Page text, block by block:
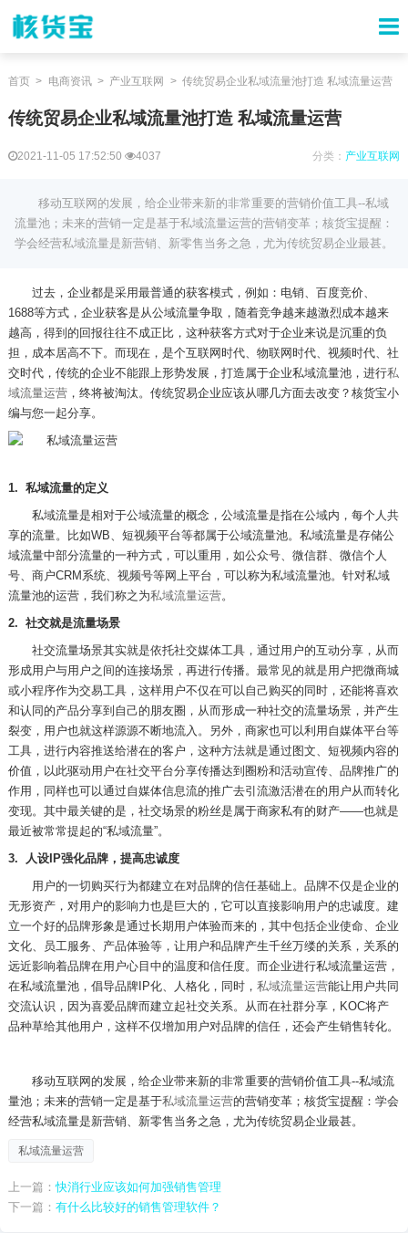
首页 电商资讯 产业互联网 传统贸易企业私域流量池打造 私域流量运营
传统贸易企业私域流量池打造 私域流量运营
2021-11-05 17:52:50 4037 分类： 产业互联网
移动互联网的发展，给企业带来新的非常重要的营销价值工具--私域
流量池；未来的营销一定是基于私域流量运营的营销变革；核货宝提醒：
学会经营私域流量是新营销、新零售当务之急，尤为传统贸易企业最甚。
过去，企业都是采用最普通的获客模式，例如：电销、百度竞价、
1688等方式，企业获客是从公域流量争取，随着竞争越来越激烈成本越来
越高，得到的回报往往不成正比，这种获客方式对于企业来说是沉重的负
担，成本居高不下。而现在，是个互联网时代、物联网时代、视频时代、社
交时代，传统的企业不能跟上形势发展，打造属于企业私域流量池，进行私
域流量运营，终将被淘汰。传统贸易企业应该从哪几方面去改变？核货宝小
编与您一起分享。
1. 私域流量的定义
私域流量是相对于公域流量的概念，公域流量是指在公域内，每个人共
享的流量。比如WB、短视频平台等都属于公域流量池。私域流量是存储公
域流量中部分流量的一种方式，可以重用，如公众号、微信群、微信个人
号、商户CRM 系统、视频号等网上平台，可以称为私域流量池。针对私域
流量池的运营，我们称之为私域流量运营。
2. 社交就是流量场景
社交流量场景其实就是依托社交媒体工具，通过用户的互动分享，从而
形成用户与用户之间的连接场景，再进行传播。最常见的就是用户把微商城
或小程序作为交易工具，这样用户不仅在可以自己购买的同时，还能将喜欢
和认同的产品分享到自己的朋友圈，从而形成一种社交的流量场景，并产生
裂变，用户也就这样源源不断地流入。另外，商家也可以利用自媒体平台等
工具，进行内容推送给潜在的客户，这种方法就是通过图文、短视频内容的
价值，以此驱动用户在社交平台分享传播达到圈粉和活动宣传、品牌推广的
作用，同样也可以通过自媒体信息流的推广去引流激活潜在的用户从而转化
变现。其中最关键的是，社交场景的粉丝是属于商家私有的财产——也就是
最近被常常提起的“私域流量”。
3. 人设IP强化品牌，提高忠诚度
用户的一切购买行为都建立在对品牌的信任基础上。品牌不仅是企业的
无形资产，对用户的影响力也是巨大的，它可以直接影响用户的忠诚度。建
立一个好的品牌形象是通过长期用户体验而来的，其中包括企业使命、企业
文化、员工服务、产品体验等，让用户和品牌产生千丝万缕的关系，关系的
远近影响着品牌在用户心目中的温度和信任度。而企业进行私域流量运营，
在私域流量池，倡导品牌IP化、人格化，同时， 私域流量运营能让用户共同
交流认识，因为喜爱品牌而建立起社交关系。从而在社群分享， KOC将产
品种草给其他用户，这样不仅增加用户对品牌的信任，还会产生销售转化。
移动互联网的发展，给企业带来新的非常重要的营销价值工具--私域流
量池；未来的营销一定是基于私域流量运营的营销变革；核货宝提醒：学会
经营私域流量是新营销、新零售当务之急，尤为传统贸易企业最甚。
私域流量运营
上一篇：快消行业应该如何加强销售管理
下一篇： 有什么比较好的销售管理软件？